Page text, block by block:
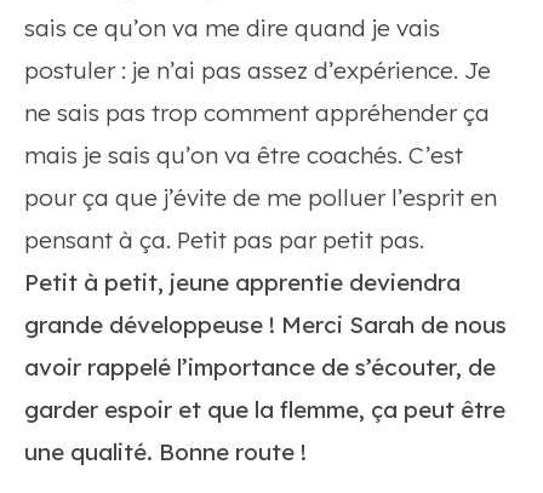
sais ce qu’on va me dire quand je vais
postuler : je n’ai pas assez d’expérience. Je
ne sais pas trop comment appréhender ça
mais je sais qu’on va être coachés. C’est
pour ça que j’évite de me polluer l’esprit en
pensant à ça. Petit pas par petit pas.
Petit à petit, jeune apprentie deviendra
grande développeuse ! Merci Sarah de nous
avoir rappelé l’importance de s’écouter, de
garder espoir et que la flemme, ça peut être
une qualité. Bonne route !